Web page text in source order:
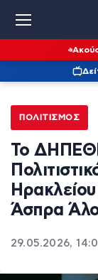
ΠΟΛΙΤΙΣΜΌΣ
Το
Άσπρα
29.05.2026,